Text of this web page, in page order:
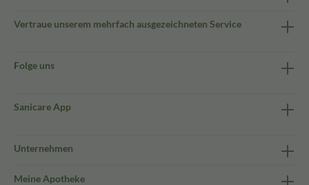
Vertraue unserem mehrfach ausgezeichneten Service
Folge uns
Sanicare App
Unternehmen
Meine Apotheke